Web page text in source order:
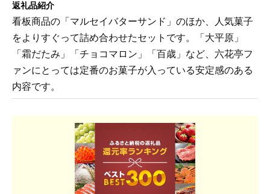
返礼品紹介
看板商品の「マルセイバターサンド」のほか、人気菓子
をよりすぐって詰め合わせたセットです。「大平原」
「霜だたみ」「チョコマロン」「百歳」など、六花亭フ
ァンにとっては定番のお菓子が入っている安定感のある
内容です。